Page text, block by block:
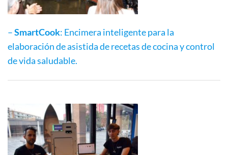
–SmartCook: Encimera inteligente para la
elaboración de asistida de recetas de cocina y control
de vida saludable.